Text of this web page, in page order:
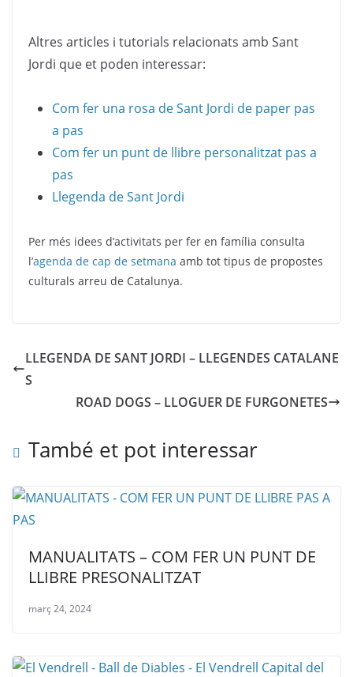
Altres articles i tutorials relacionats amb Sant
Jordi que et poden interessar:
Com fer una rosa de Sant Jordi de paper pas
a pas
Com fer un punt de llibre personalitzat pas a
pas
Llegenda de Sant Jordi
Per més idees d’activitats per fer en família consulta
l’agenda de cap de setmana amb tot tipus de propostes
culturals arreu de Catalunya.
LLEGENDA DE SANT JORDI – LLEGENDES CATALANE
S
ROAD DOGS – LLOGUER DE FURGONETES
També et pot interessar
MANUALITATS – COM FER UN PUNT DE
LLIBRE PRESONALITZAT
març 24, 2024